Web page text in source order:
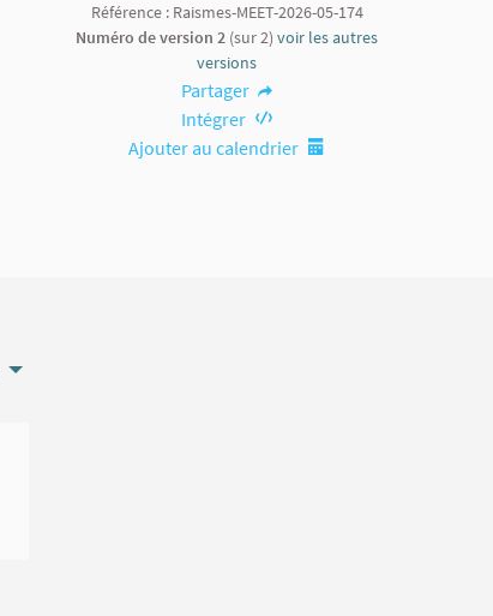
Référence : Raismes-MEET-2026-05-174
Numéro de version 2 (sur 2) voir les autres
versions
Partager
Intégrer
Ajouter au calendrier